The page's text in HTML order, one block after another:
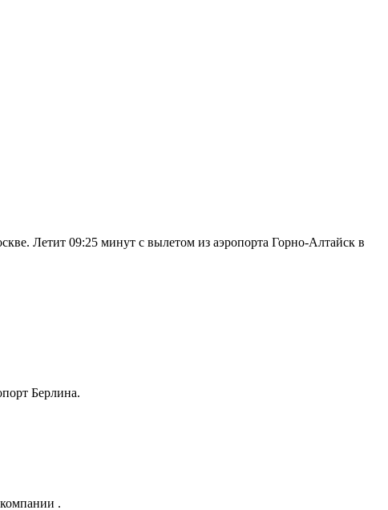
Летит 09:25 минут с вылетом из аэропорта Горно-Алтайск в
Берлина.
.